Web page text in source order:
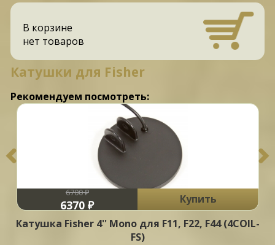
В корзине
нет товаров
Катушки для Fisher
Рекомендуем посмотреть:
6700 ₽
6370 ₽
Купить
Катушка Fisher 4'' Mono для F11, F22, F44 (4COIL-
FS)